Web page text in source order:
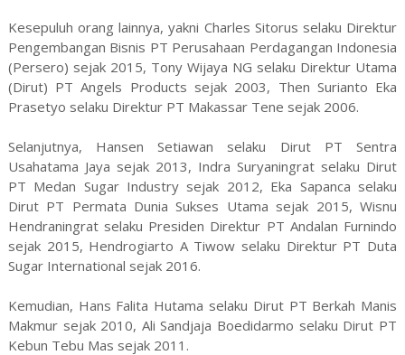
Kesepuluh orang lainnya, yakni Charles Sitorus selaku Direktur
Pengembangan Bisnis PT Perusahaan Perdagangan Indonesia
(Persero) sejak 2015, Tony Wijaya NG selaku Direktur Utama
(Dirut) PT Angels Products sejak 2003, Then Surianto Eka
Prasetyo selaku Direktur PT Makassar Tene sejak 2006.
Selanjutnya, Hansen Setiawan selaku Dirut PT Sentra
Usahatama Jaya sejak 2013, Indra Suryaningrat selaku Dirut
PT Medan Sugar Industry sejak 2012, Eka Sapanca selaku
Dirut PT Permata Dunia Sukses Utama sejak 2015, Wisnu
Hendraningrat selaku Presiden Direktur PT Andalan Furnindo
sejak 2015, Hendrogiarto A Tiwow selaku Direktur PT Duta
Sugar International sejak 2016.
Kemudian, Hans Falita Hutama selaku Dirut PT Berkah Manis
Makmur sejak 2010, Ali Sandjaja Boedidarmo selaku Dirut PT
Kebun Tebu Mas sejak 2011.